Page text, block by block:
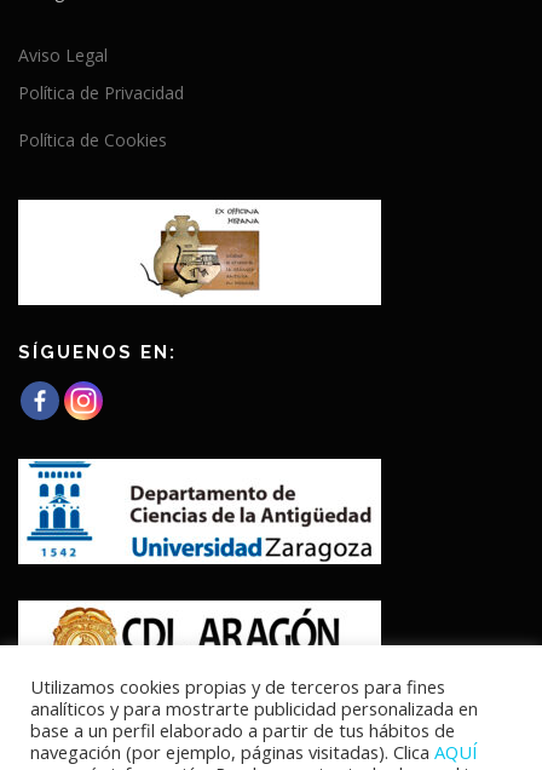
Aviso Legal
Política de Privacidad
Política de Cookies
SÍGUENOS EN:
Utilizamos cookies propias y de terceros para fines
analíticos y para mostrarte publicidad personalizada en
base a un perfil elaborado a partir de tus hábitos de
navegación (por ejemplo, páginas visitadas). Clica AQUÍ